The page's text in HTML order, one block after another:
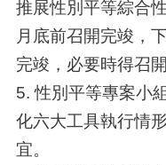
推展性別平等綜合
月底前召開完竣，
完竣，必要時得召
5. 性別平等專案小
化六大工具執行情
宜。